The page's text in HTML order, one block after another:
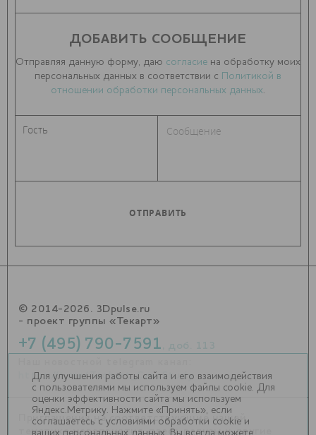
ДОБАВИТЬ СООБЩЕНИЕ
Отправляя данную форму, даю согласие на обработку моих
персональных данных в соответствии с Политикой в
отношении обработки персональных данных
© 2014-2026. 3Dpulse.ru
- проект группы «Текарт»
+7 (495) 790-7591
https://t.me/Techart_CaseStudy
Приглашения на соответствующие нашей
тематике мероприятия, пресс-релизы и другие
Для улучшения работы сайта и его взаимодействия
с пользователями мы используем файлы cookie. Для
оценки эффективности сайта мы используем
Яндекс.Метрику. Нажмите «Принять», если
соглашаетесь с условиями обработки cookie и
ваших персональных данных. Вы всегда можете